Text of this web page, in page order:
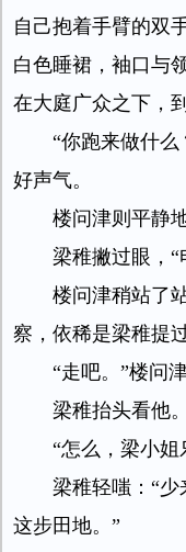
自己抱着手臂的双
白色睡裙，袖口与
在大庭广众之下，
“你跑来做什
好声气。
楼问津则平静
梁稚撇过眼，“
楼问津稍站了
察，依稀是梁稚提
“走吧。”楼问津
梁稚抬头看他。
“怎么，梁小姐
梁稚轻嗤：“少
这步田地。”